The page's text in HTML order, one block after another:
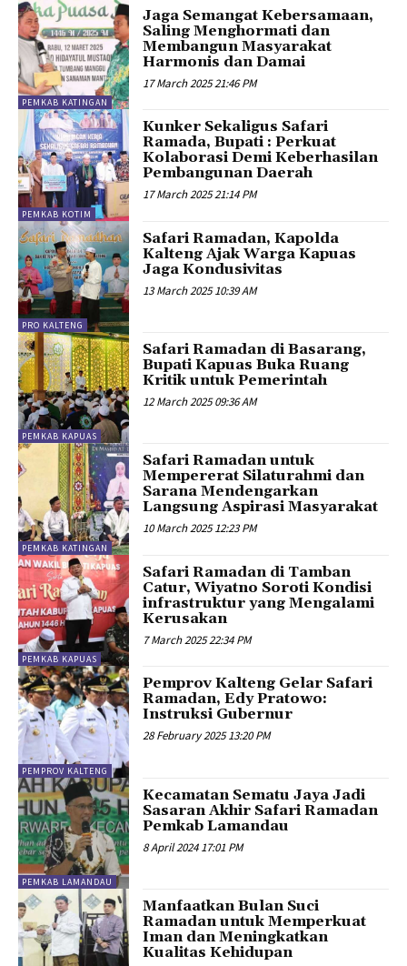
PEMKAB KATINGAN
Jaga Semangat Kebersamaan,
Saling Menghormati dan
Membangun Masyarakat
Harmonis dan Damai
17 March 2025 21:46 PM
PEMKAB KOTIM
Kunker Sekaligus Safari
Ramada, Bupati : Perkuat
Kolaborasi Demi Keberhasilan
Pembangunan Daerah
17 March 2025 21:14 PM
PRO KALTENG
Safari Ramadan, Kapolda
Kalteng Ajak Warga Kapuas
Jaga Kondusivitas
13 March 2025 10:39 AM
PEMKAB KAPUAS
Safari Ramadan di Basarang,
Bupati Kapuas Buka Ruang
Kritik untuk Pemerintah
12 March 2025 09:36 AM
PEMKAB KATINGAN
Safari Ramadan untuk
Mempererat Silaturahmi dan
Sarana Mendengarkan
Langsung Aspirasi Masyarakat
10 March 2025 12:23 PM
PEMKAB KAPUAS
Safari Ramadan di Tamban
Catur, Wiyatno Soroti Kondisi
infrastruktur yang Mengalami
Kerusakan
7 March 2025 22:34 PM
PEMPROV KALTENG
Pemprov Kalteng Gelar Safari
Ramadan, Edy Pratowo:
Instruksi Gubernur
28 February 2025 13:20 PM
PEMKAB LAMANDAU
Kecamatan Sematu Jaya Jadi
Sasaran Akhir Safari Ramadan
Pemkab Lamandau
8 April 2024 17:01 PM
Manfaatkan Bulan Suci
Ramadan untuk Memperkuat
Iman dan Meningkatkan
Kualitas Kehidupan